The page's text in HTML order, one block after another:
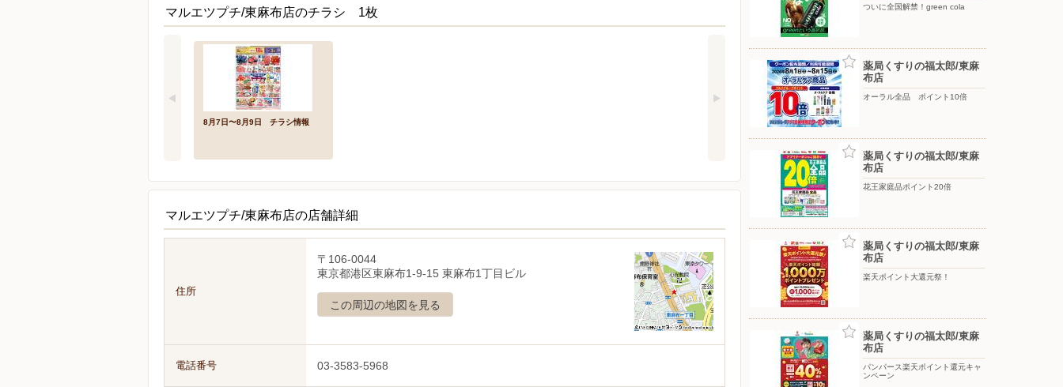
マルエツプチ/東麻布店のチラシ 1枚
8月7日〜8月9日 チラシ情報
マルエツプチ/東麻布店の店舗詳細
住所
〒106-0044
東京都港区東麻布1-9-15 東麻布1丁目ビル
この周辺の地図を見る
電話番号 03-3583-5968
ついに全国解禁！green cola
薬局くすりの福太郎/東麻
布店
オーラル全品 ポイント10倍
薬局くすりの福太郎/東麻
布店
花王家庭品ポイント20倍
薬局くすりの福太郎/東麻
布店
楽天ポイント大還元祭！
薬局くすりの福太郎/東麻
布店
パンパース楽天ポイント還元キャ
ンペーン